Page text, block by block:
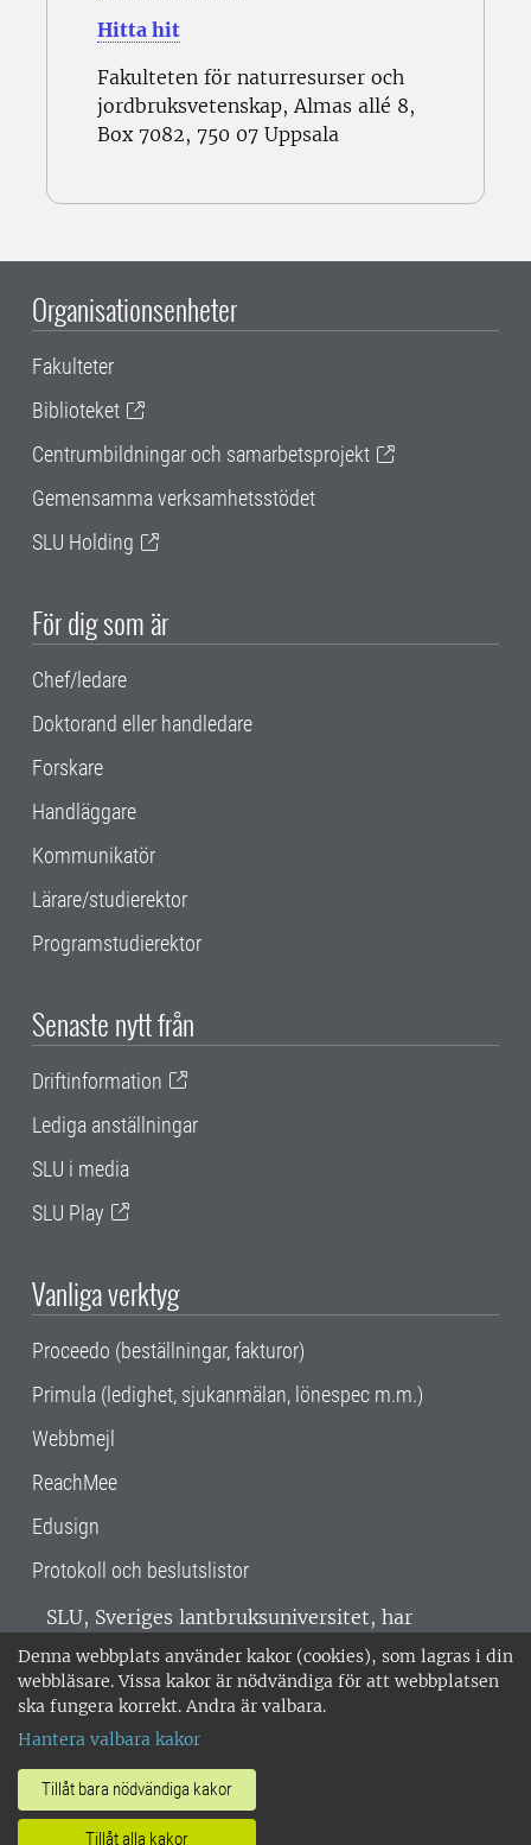
Denna webbplats använder kakor (cookies), som lagras i din
webbläsare. Vissa kakor är nödvändiga för att webbplatsen
ska fungera korrekt. Andra är valbara.
Hantera valbara kakor
Tillåt bara nödvändiga kakor
Tillåt alla kakor
Hitta hit
Fakulteten för naturresurser och
jordbruksvetenskap, Almas allé 8,
Box 7082, 750 07 Uppsala
Organisationsenheter
Fakulteter
Biblioteket
Centrumbildningar och samarbetsprojekt
Gemensamma verksamhetsstödet
SLU Holding
För dig som är
Chef/ledare
Doktorand eller handledare
Forskare
Handläggare
Kommunikatör
Lärare/studierektor
Programstudierektor
Senaste nytt från
Driftinformation
Lediga anställningar
SLU i media
SLU Play
Vanliga verktyg
Proceedo (beställningar, fakturor)
Primula (ledighet, sjukanmälan, lönespec m.m.)
Webbmejl
ReachMee
Edusign
Protokoll och beslutslistor
SLU, Sveriges lantbruksuniversitet, har
verksamhet över hela Sverige. Huvudorter är
Alnarp, Uppsala och Umeå.SLU är
miljöcertifierat enligt ISO 14001. •
018-67 10 00 • Org nr: 202100-2817 •
Om SLU:s webbplatser
•Hantera kakor•Behandling av